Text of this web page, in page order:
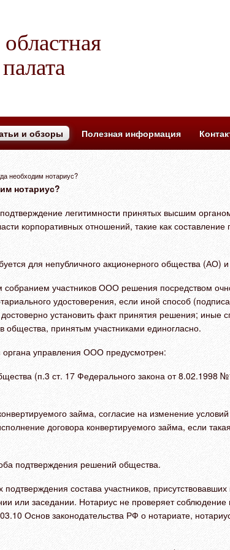
и обзоры Полезная информация
необходим нотариус?
нотариус?
легитимности принятых высшим
корпоративных отношений, такие как
для непубличного акционерного общества
участников ООО решения посредством
удостоверения, если иной способ
установить факт принятия решения;
принятым участниками единогласно.
управления ООО предусмотрен:
(п.3 ст. 17 Федерального закона от 8.02.1998
займа, согласие на изменение условий
договора конвертируемого займа, если
подтверждения решений общества.
состава участников,
или заседании. Нотариус не проверяет
Основ законодательства РФ о нотариате,